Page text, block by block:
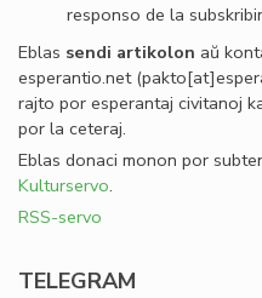
responso de la
Eblas sendi artikolon aŭ
esperantio.net
rajto por esperantaj civitanoj
por la ceteraj.
Eblas donaci monon por
Kulturservo.
RSS-servo
TELEGRAM